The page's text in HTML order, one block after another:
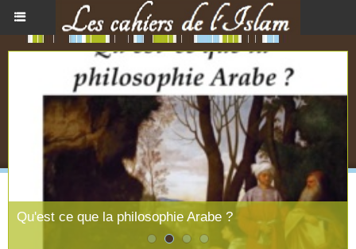
Qu'est ce que la philosophie Arabe ?